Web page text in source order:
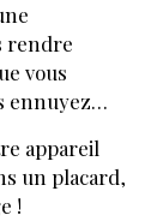
rendre
vous
ennuyez…
appareil
un placard,
!